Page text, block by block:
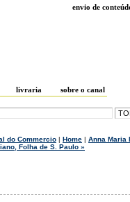
envio de
livraria sobre o canal
do Commercio | Home | Anna Maria
Folha de S. Paulo »